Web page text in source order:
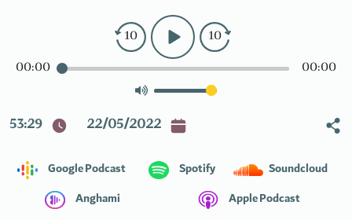
10
10
00:00
00:00
22/05/2022
53:29
Soundcloud
Spotify
Google Podcast
Apple Podcast
Anghami